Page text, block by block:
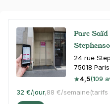
Parc
24 rue
75018 Paris
4,5(109
32 €/jour,88 €/semaine(tarifs